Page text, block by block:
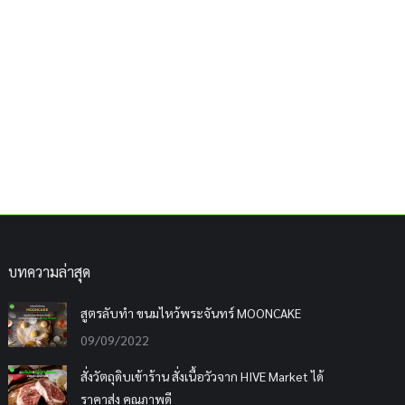
บทความล่าสุด
สูตรลับทำ ขนมไหว้พระจันทร์ MOONCAKE
09/09/2022
สั่งวัตถุดิบเข้าร้าน สั่งเนื้อวัวจาก HIVE Market ได้
ราคาส่ง คุณภาพดี